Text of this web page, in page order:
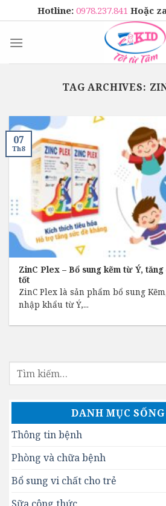
to
content
Hotline: 0978.237.841 Hoặc
TAG ARCHIVES:
ZinC Plex – Bổ sung kẽm từ Ý,
tốt
ZinC Plex là sản phẩm bổ sung
nhập khẩu từ Ý,...
07
Th8
DANH MỤC
Thông tin bệnh
Phòng và chữa bệnh
Bổ sung vi chất cho trẻ